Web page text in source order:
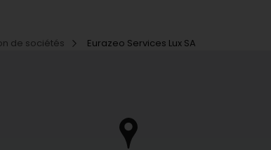
de sociétés Eurazeo Services Lux SA